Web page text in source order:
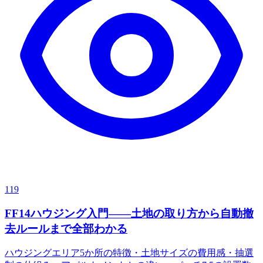
119
FF14ハウジング入門——土地の取り方から自動撤
去ルールまで全部わかる
ハウジングエリア5か所の特徴・土地サイズの費用感・抽選